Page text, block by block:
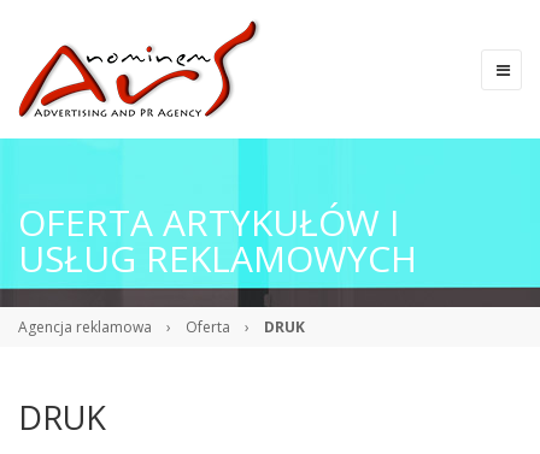
OFERTA ARTYKUŁÓW I
USŁUG REKLAMOWYCH
Agencja reklamowa › Oferta › DRUK
DRUK